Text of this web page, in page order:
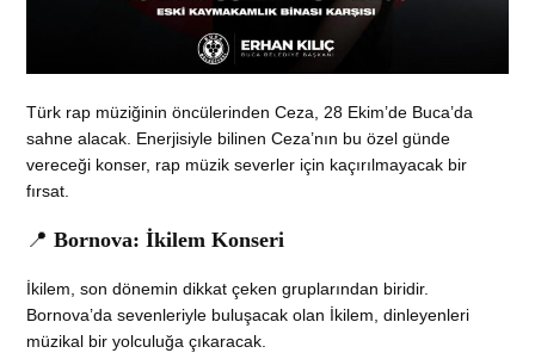
Türk rap müziğinin öncülerinden Ceza, 28 Ekim’de Buca’da
sahne alacak. Enerjisiyle bilinen Ceza’nın bu özel günde
vereceği konser, rap müzik severler için kaçırılmayacak bir
fırsat.
📍Bornova: İkilem Konseri
İkilem, son dönemin dikkat çeken gruplarından biridir.
Bornova’da sevenleriyle buluşacak olan İkilem, dinleyenleri
müzikal bir yolculuğa çıkaracak.